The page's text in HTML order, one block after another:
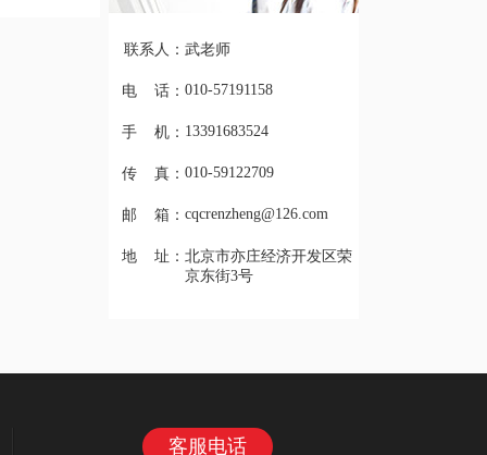
联系人： 武老师
电 话： 010-57191158
手 机： 13391683524
传 真： 010-59122709
邮 箱： cqcrenzheng@126.com
地 址： 北京市亦庄经济开发区荣
京东街3号
客服电话